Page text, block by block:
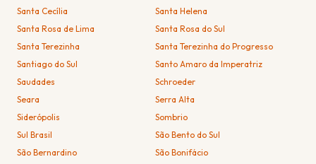
Santa Cecília
Santa Helena
Santa Rosa de Lima
Santa Rosa do Sul
Santa Terezinha
Santa Terezinha do Progresso
Santiago do Sul
Santo Amaro da Imperatriz
Saudades
Schroeder
Seara
Serra Alta
Siderópolis
Sombrio
Sul Brasil
São Bento do Sul
São Bernardino
São Bonifácio